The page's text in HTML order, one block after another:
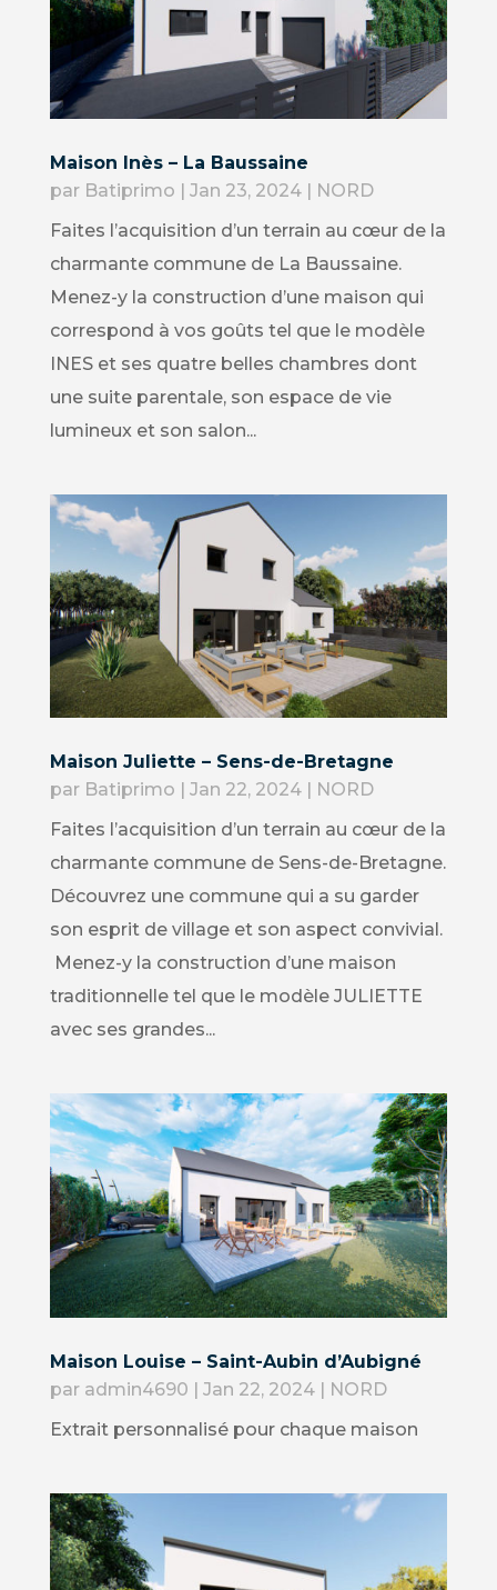
Maison Inès – La Baussaine
par Batiprimo | Jan 23, 2024| NORD
Faites l’acquisition d’un terrain au cœur de la
charmante commune de La Baussaine.
Menez-y la construction d’une maison qui
correspond à vos goûts tel que le modèle
INES et ses quatre belles chambres dont
une suite parentale, son espace de vie
lumineux et son salon...
Maison Juliette – Sens-de-Bretagne
par Batiprimo Jan 22, 2024|
NORD
Faites l’acquisition d’un terrain au cœur de la
charmante commune de Sens-de-Bretagne.
Découvrez une commune qui a su garder
son esprit de village et son aspect convivial.
Menez-y la construction d’une maison
traditionnelle tel que le modèle JULIETTE
avec ses grandes...
Maison Louise – Saint-Aubin d’Aubigné
par admin4690 | Jan 22, 2024| NORD
Extrait personnalisé pour chaque maison